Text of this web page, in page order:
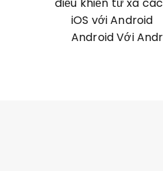
iOS với Android
Android Với